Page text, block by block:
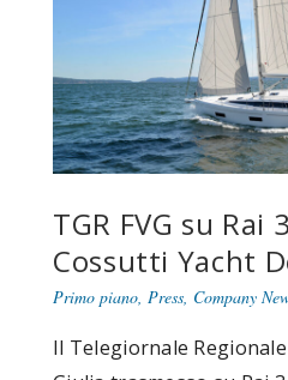
TGR FVG su Rai
Cossutti Yacht
Primo piano Press Company
Il Telegiornale